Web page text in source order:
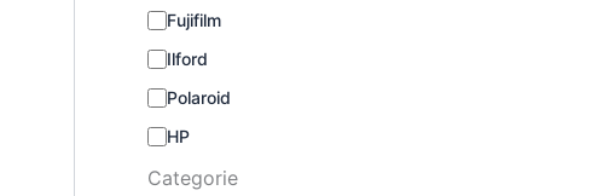
Fujifilm
Ilford
Polaroid
HP
Categorie